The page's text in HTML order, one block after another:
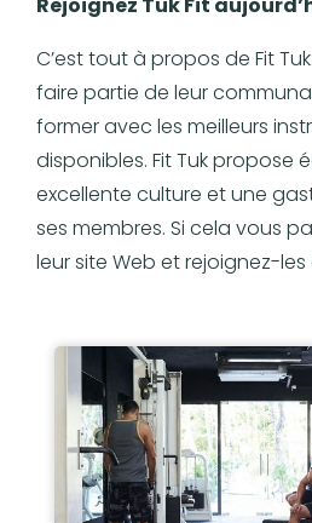
C’est tout à propos de Fit
faire partie de leur
former avec les meilleurs
disponibles. Fit Tuk propose
excellente culture et une
ses membres. Si cela vous
leur site Web et rejoignez-les